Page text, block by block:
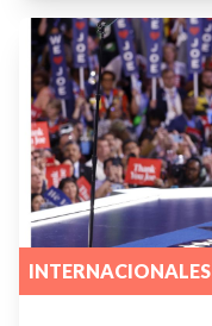
INTERNACIONALES